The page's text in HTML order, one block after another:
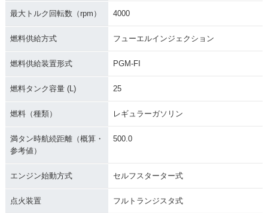
2014年 GOLDWIN
2013年 GOLDWING
ラーチェンジ
AIRBAG NAVI・カ
ラーチェンジ
G・カラーチェンジ
最大トルク回転数（rpm） 4000
燃料供給方式 フューエルインジェクション
燃料供給装置形式 PGM-FI
燃料タンク容量 (L) 25
燃料（種類） レギュラーガソリン
満タン時航続距離（概算・
参考値）
500.0
エンジン始動方式 セルフスターター式
点火装置 フルトランジスタ式